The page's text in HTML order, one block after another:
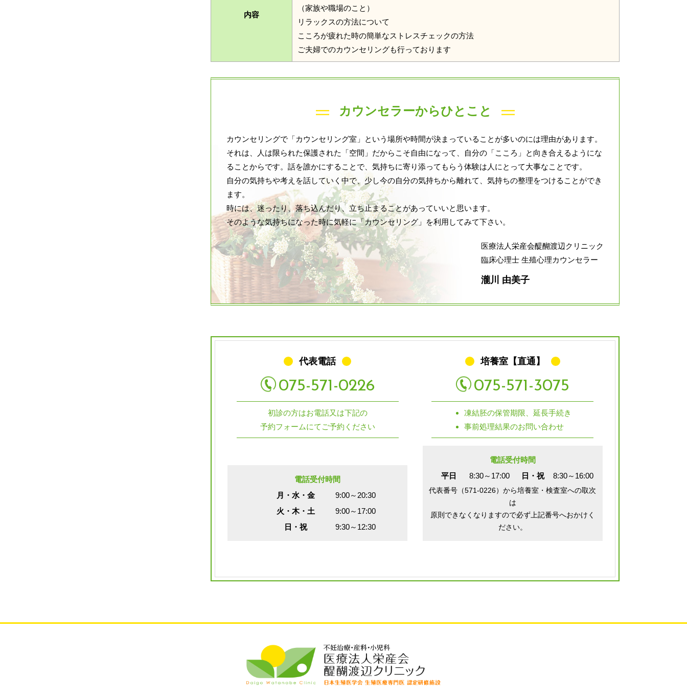
内容
（家族や職場のこと）
リラックスの方法について
こころが疲れた時の簡単なストレスチェックの方法
ご夫婦でのカウンセリングも行っております
カウンセラーからひとこと
カウンセリングで「カウンセリング室」という場所や時間が決まっていることが多いのには理由があります。
それは、人は限られた保護された「空間」だからこそ自由になって、自分の「こころ」と向き合えるようにな
ることからです。話を誰かにすることで、気持ちに寄り添ってもらう体験は人にとって大事なことです。
自分の気持ちや考えを話していく中で、少し今の自分の気持ちから離れて、気持ちの整理をつけることができ
ます。
時には、迷ったり、落ち込んだり、立ち止まることがあっていいと思います。
そのような気持ちになった時に気軽に「カウンセリング」を利用してみて下さい。
医療法人栄産会醍醐渡辺クリニック
臨床心理士 生殖心理カウンセラー
瀧川 由美子
代表電話
075-571-0226
初診の方はお電話又は下記の
予約フォームにてご予約ください
電話受付時間
月・水・金
9:00～20:30
火・木・土
9:00～17:00
日・祝
9:30～12:30
培養室【直通】
075-571-3075
凍結胚の保管期限、延長手続き
事前処理結果のお問い合わせ
電話受付時間
平日
8:30～17:00 日・祝 8:30～16:00
代表番号（571-0226）から培養室・検査室への取次
は
原則できなくなりますので必ず上記番号へおかけく
ださい。